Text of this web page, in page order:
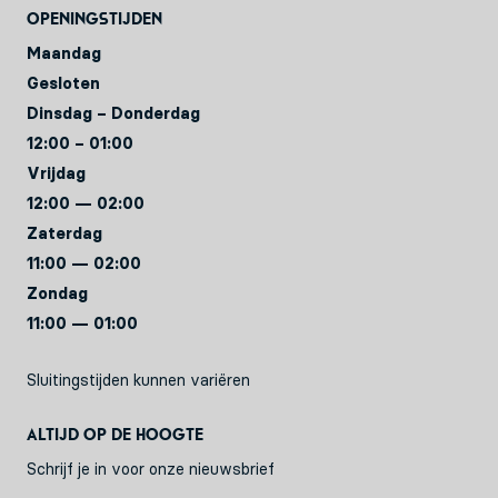
Openingstijden
Maandag
Gesloten
Dinsdag – Donderdag
12:00 – 01:00
Vrijdag
12:00 — 02:00
Zaterdag
11:00 — 02:00
Zondag
11:00 — 01:00
Sluitingstijden kunnen variëren
Altijd op de hoogte
Schrijf je in voor onze nieuwsbrief